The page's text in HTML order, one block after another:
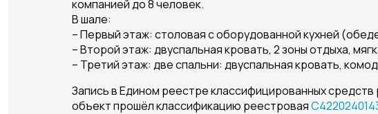
компанией до 8 человек.
В шале:
– Первый этаж: столовая с оборудованной кухней
– Второй этаж: двуспальная кровать, 2 зоны отдыха,
– Третий этаж: две спальни: двуспальная кровать,
Запись в Едином реестре классифицированных
объект прошёл классификацию реестровая